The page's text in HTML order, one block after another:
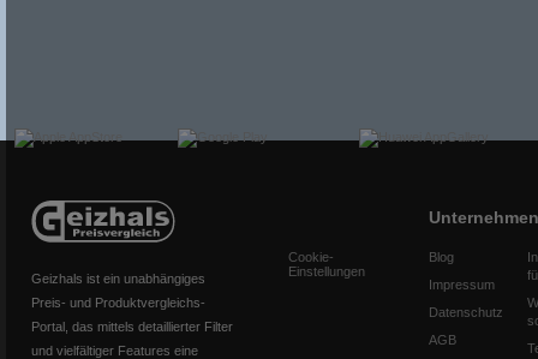
Geizhals ist ein unabhängiges
Preis- und Produktvergleichs-
Portal, das mittels detaillierter Filter
und vielfältiger Features eine
Cookie-
Einstellungen
Unternehmen
Blog
Impressum
Datenschutz
AGB